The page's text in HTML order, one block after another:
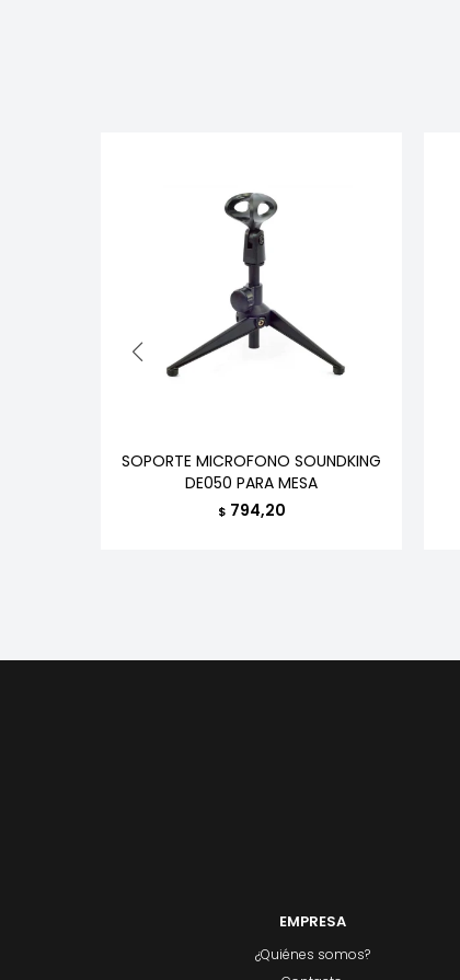
SOPORTE MICROFONO SOUNDKING
DE050 PARA MESA
$ 794,20
EMPRESA
¿Quiénes somos?